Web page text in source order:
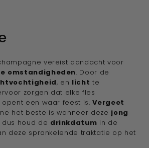
vereist aandacht voor
omstandigheden. Door de
, en licht te
zorgen dat elke fles
een waar feest is.Vergeet
het beste is wanneer deze jong
dus houd de drinkdatum in de
deze sprankelende traktatie op het